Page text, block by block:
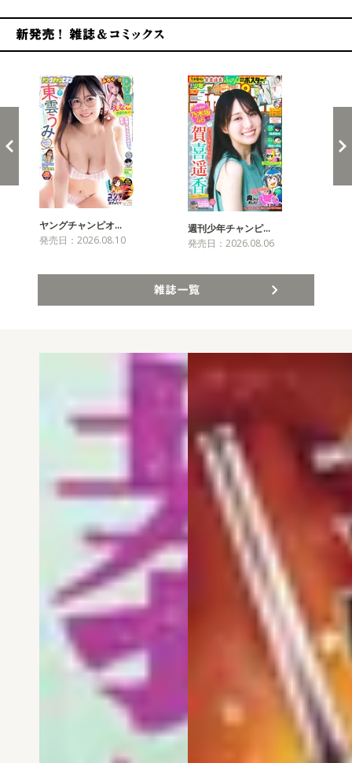
ヤングチャンピオ…
発売日：2026.08.10
週刊少年チャンピ…
発売日：2026.08.06